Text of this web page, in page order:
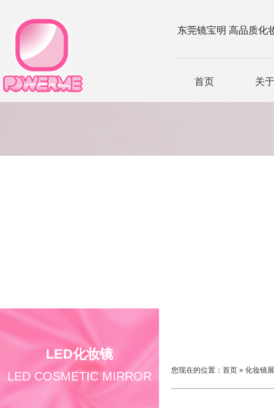
东莞镜宝明 高品质化
首页 关
LED化妆镜
LED COSMETIC MIRROR 您现在的位置： 首页 » 化妆镜